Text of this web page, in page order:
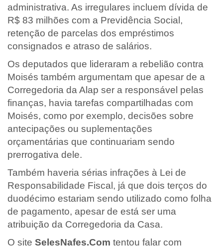
administrativa. As irregulares incluem dívida de
R$ 83 milhões com a Previdência Social,
retenção de parcelas dos empréstimos
consignados e atraso de salários.
Os deputados que lideraram a rebelião contra
Moisés também argumentam que apesar de a
Corregedoria da Alap ser a responsável pelas
finanças, havia tarefas compartilhadas com
Moisés, como por exemplo, decisões sobre
antecipações ou suplementações
orçamentárias que continuariam sendo
prerrogativa dele.
Também haveria sérias infrações à Lei de
Responsabilidade Fiscal, já que dois terços do
duodécimo estariam sendo utilizado como folha
de pagamento, apesar de está ser uma
atribuição da Corregedoria da Casa.
O site SelesNafes.Com tentou falar com